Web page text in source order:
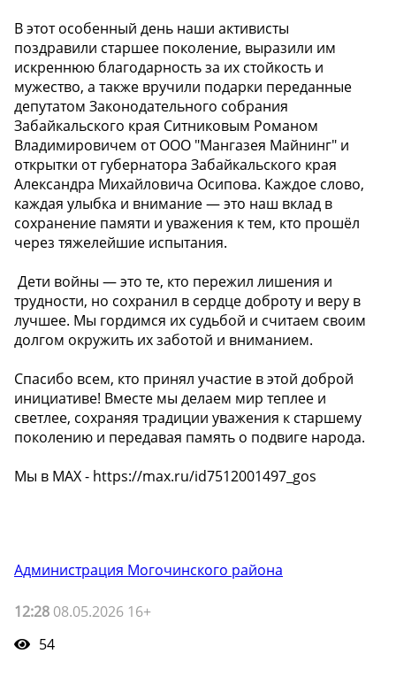
В этот особенный день наши активисты
поздравили старшее поколение, выразили им
искреннюю благодарность за их стойкость и
мужество, а также вручили подарки переданные
депутатом Законодательного собрания
Забайкальского края Ситниковым Романом
Владимировичем от ООО "Мангазея Майнинг" и
открытки от губернатора Забайкальского края
Александра Михайловича Осипова. Каждое слово,
каждая улыбка и внимание — это наш вклад в
сохранение памяти и уважения к тем, кто прошёл
через тяжелейшие испытания.
️ Дети войны — это те, кто пережил лишения и
трудности, но сохранил в сердце доброту и веру в
лучшее. Мы гордимся их судьбой и считаем своим
долгом окружить их заботой и вниманием.
Спасибо всем, кто принял участие в этой доброй
инициативе! Вместе мы делаем мир теплее и
светлее, сохраняя традиции уважения к старшему
поколению и передавая память о подвиге народа.
Мы в МАХ - https://max.ru/id7512001497_gos
Администрация Могочинского района
12:28 08.05.2026 16+
54